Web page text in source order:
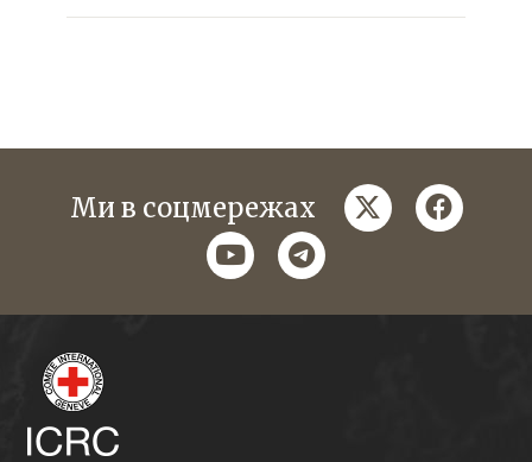
Ми в соцмережах twitter
youtubetelegram